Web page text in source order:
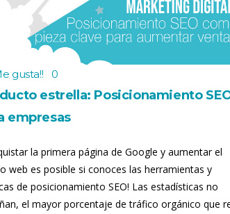
gusta!! 0
estrella: Posicionamiento
empresas
la primera página de Google y aumentar el
web es posible si conoces las herramientas y
de posicionamiento SEO! Las estadísticas no
el mayor porcentaje de tráfico orgánico que